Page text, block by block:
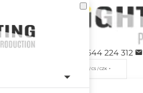
+420 544 224 312
/ CS / CZK